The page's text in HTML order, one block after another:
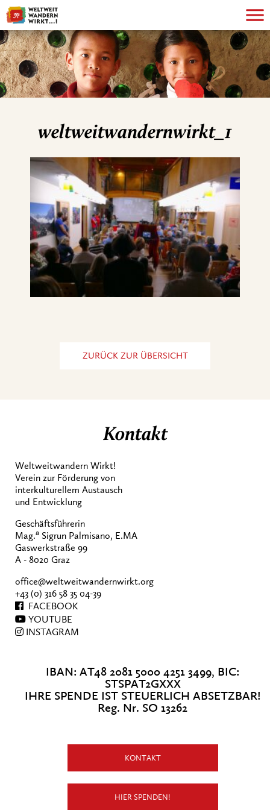
weltweitwandernwirkt_1
ZURÜCK ZUR ÜBERSICHT
Kontakt
Weltweitwandern Wirkt!
Verein zur Förderung von
interkulturellem Austausch
und Entwicklung
Geschäftsführerin
Mag.a Sigrun Palmisano, E.MA
Gaswerkstraße 99
A - 8020 Graz
office@weltweitwandernwirkt.org
+43 (0) 316 58 35 04-39
FACEBOOK
YOUTUBE
INSTAGRAM
IBAN: AT48 2081 5000 4251 3499, BIC:
STSPAT2GXXX
IHRE SPENDE IST STEUERLICH ABSETZBAR!
Reg. Nr. SO 13262
KONTAKT
HIER SPENDEN!